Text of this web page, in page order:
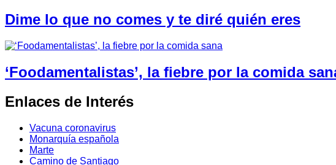
Dime lo que no comes y te diré quién eres
‘Foodamentalistas’, la fiebre por la comida
Enlaces de Interés
Vacuna coronavirus
Monarquía española
Marte
Camino de Santiago